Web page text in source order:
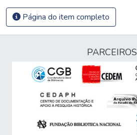
Página do item completo
PARCEIROS